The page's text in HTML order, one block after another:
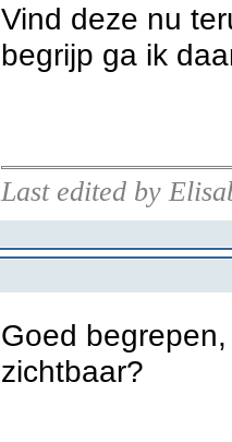
Vind deze nu
begrijp ga ik
Last edited by
Goed
zichtbaar?